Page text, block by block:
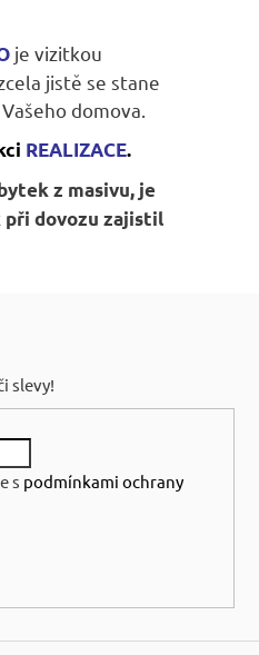
je vizitkou
jistě se stane
domova.
REALIZACE.
z masivu, je
při dovozu zajistil
slevy!
s podmínkami ochrany